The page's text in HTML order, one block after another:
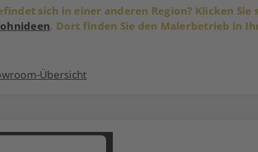
sich in einer anderen Region? Klicken Sie
. Dort finden Sie den Malerbetrieb in
Übersicht